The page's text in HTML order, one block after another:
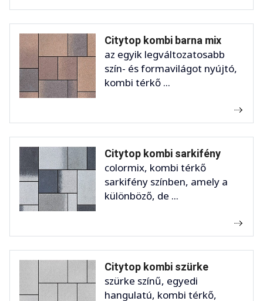
Citytop kombi barna mix
az egyik legváltozatosabb
szín- és formavilágot nyújtó,
kombi térkő ...
Citytop kombi sarkifény
colormix, kombi térkő
sarkifény színben, amely a
különböző, de ...
Citytop kombi szürke
szürke színű, egyedi
hangulatú, kombi térkő,